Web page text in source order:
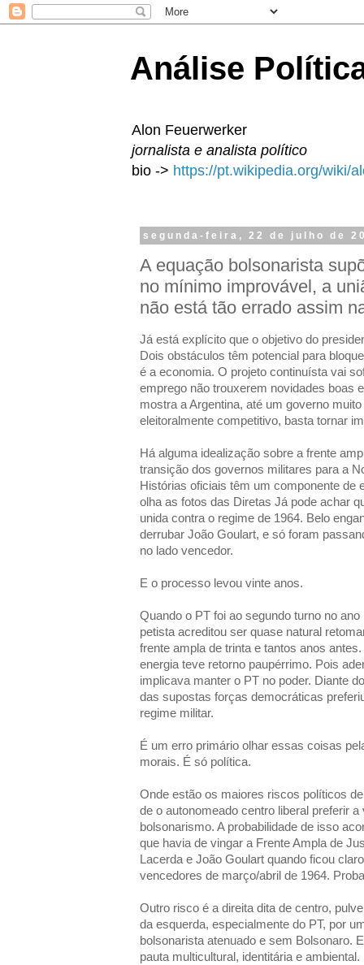
Análise
Alon Feuerwerker
jornalista e analista político
bio -> https://pt.wikipedia.org/wiki/
segunda-feira, 22 de julho de
A equação bolsonarista
no mínimo improvável, a
não está tão errado assim
Já está explícito que o objetivo do
Dois obstáculos têm potencial para
é a economia. O projeto continuísta vai
emprego não trouxerem novidades boas
mostra a Argentina, até um governo
eleitoralmente competitivo, basta tornar
Há alguma idealização sobre a frente
transição dos governos militares para a
Histórias oficiais têm um componente de
olha as fotos das Diretas Já pode achar
unida contra o regime de 1964. Belo
derrubar João Goulart, e só foram
no lado vencedor.
E o processo levou vinte anos.
Quando o PT foi ao segundo turno no
petista acreditou ser quase natural
frente ampla de trinta e tantos anos
energia teve retorno paupérrimo. Pois
implicava manter o PT no poder. Diante
das supostas forças democráticas
regime militar.
É um erro primário olhar essas coisas
morais. É só política.
Onde estão os maiores riscos políticos
de o autonomeado centro liberal preferir
bolsonarismo. A probabilidade de isso
que havia de vingar a Frente Ampla de
Lacerda e João Goulart quando ficou
vencedores de março/abril de 1964.
Outro risco é a direita dita de centro,
da esquerda, especialmente do PT, por
bolsonarista atenuado e sem Bolsonaro.
pauta multicultural, identitária e